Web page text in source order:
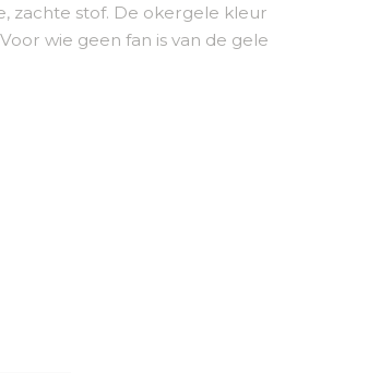
zachte stof. De okergele kleur
wie geen fan is van de gele